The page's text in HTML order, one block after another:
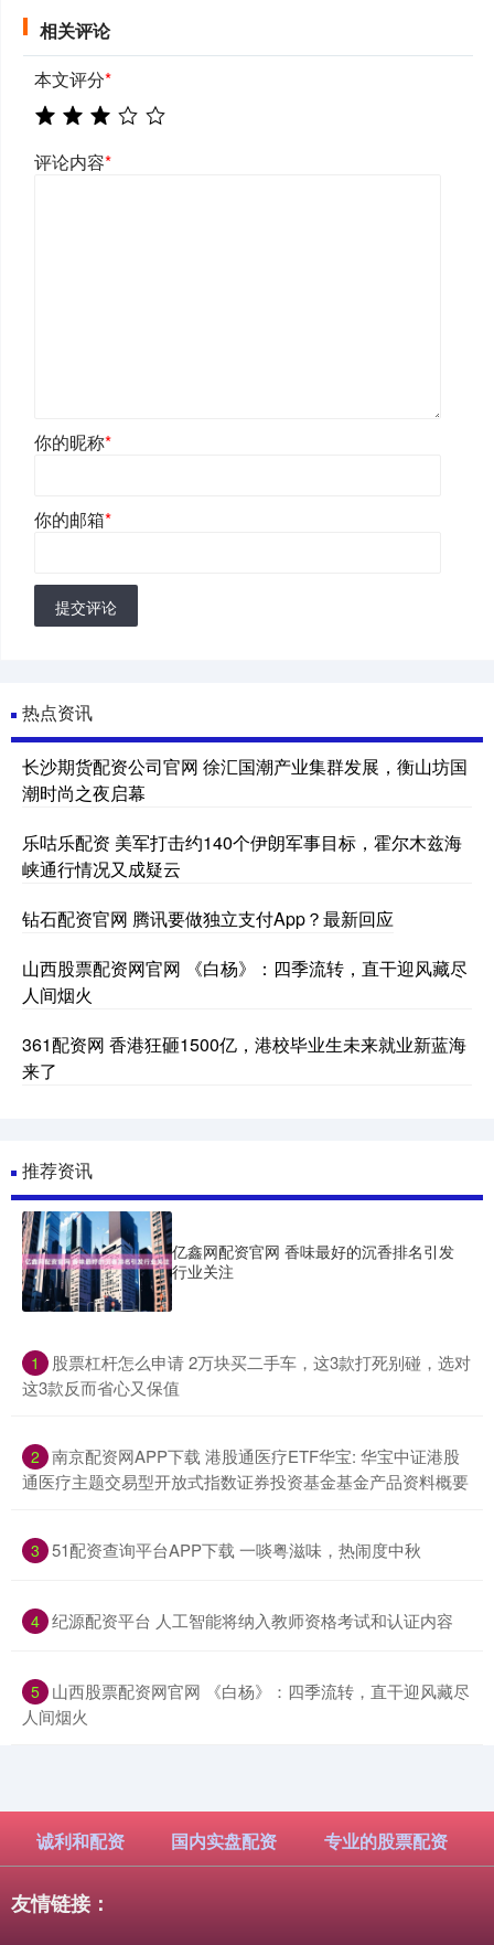
相关评论
本文评分*
评论内容*
你的昵称*
你的邮箱*
提交评论
热点资讯
长沙期货配资公司官网 徐汇国潮产业集群发展，衡山坊国
潮时尚之夜启幕
乐咕乐配资 美军打击约140个伊朗军事目标，霍尔木兹海
峡通行情况又成疑云
钻石配资官网 腾讯要做独立支付App？最新回应
山西股票配资网官网 《白杨》：四季流转，直干迎风藏尽
人间烟火
361配资网 香港狂砸1500亿，港校毕业生未来就业新蓝海
来了
推荐资讯
亿鑫网配资官网 香味最好的沉香排名引发
行业关注
1
​股票杠杆怎么申请 2万块买二手车，这3款打死别碰，选对
这3款反而省心又保值
2 ​南京配资网APP下载 港股通医疗ETF华宝: 华宝中证港股
通医疗主题交易型开放式指数证券投资基金基金产品资料概要
3 ​51配资查询平台APP下载 一啖粤滋味，热闹度中秋
4 ​纪源配资平台 人工智能将纳入教师资格考试和认证内容
5 ​山西股票配资网官网 《白杨》：四季流转，直干迎风藏尽
人间烟火
诚利和配资 国内实盘配资 专业的股票配资
友情链接：